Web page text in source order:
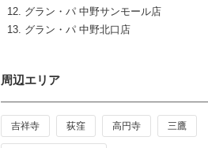
グラン・パ 中野サンモール店
グラン・パ 中野北口店
周辺エリア
吉祥寺 荻窪 高円寺 三鷹